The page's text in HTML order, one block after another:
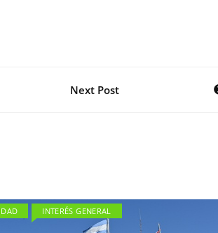
Next Post
INTERÉS GENERAL